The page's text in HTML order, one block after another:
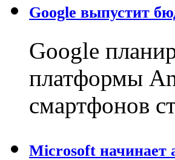
Google выпустит
Google
платформы
смартфонов
Microsoft начинает